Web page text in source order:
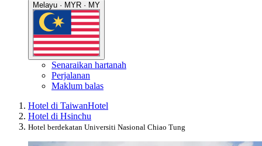
Melayu · MYR · MY
Senaraikan hartanah
Perjalanan
Maklum balas
Hotel di TaiwanHotel
Hotel di Hsinchu
Hotel berdekatan Universiti Nasional Chiao Tung